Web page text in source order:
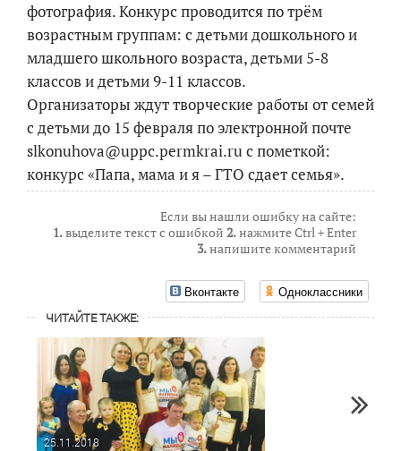
фотография. Конкурс проводится по трём
возрастным группам: с детьми дошкольного и
младшего школьного возраста, детьми 5-8
классов и детьми 9-11 классов.
Организаторы ждут творческие работы от семей
с детьми до 15 февраля по электронной почте
slkonuhova@uppc.permkrai.ru с пометкой:
конкурс «Папа, мама и я – ГТО сдает семья».
Если вы нашли ошибку на сайте:
1.выделите текст с ошибкой 2.нажмите Ctrl + Enter
3.напишите комментарий
Вконтакте Одноклассники
ЧИТАЙТЕ ТАКЖЕ:
25.11.2018